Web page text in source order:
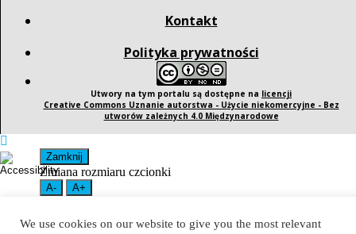
Kontakt
Polityka prywatności
Utwory na tym portalu są dostępne na licencji
Creative Commons Uznanie autorstwa - Użycie niekomercyjne - Bez
utworów zależnych 4.0 Międzynarodowe
We use cookies on our website to give you the most relevant
Zamknij
Zmiana rozmiaru czcionki
A- A+
Wybierz kolor